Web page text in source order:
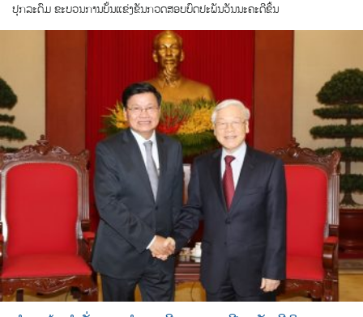
ປຸກລະດົມ ຂະບວນການບັ້ນແຂ່ງຂັນກວດສອບບົດປະພັນວັນນະຄະດີຂຶ້ນ